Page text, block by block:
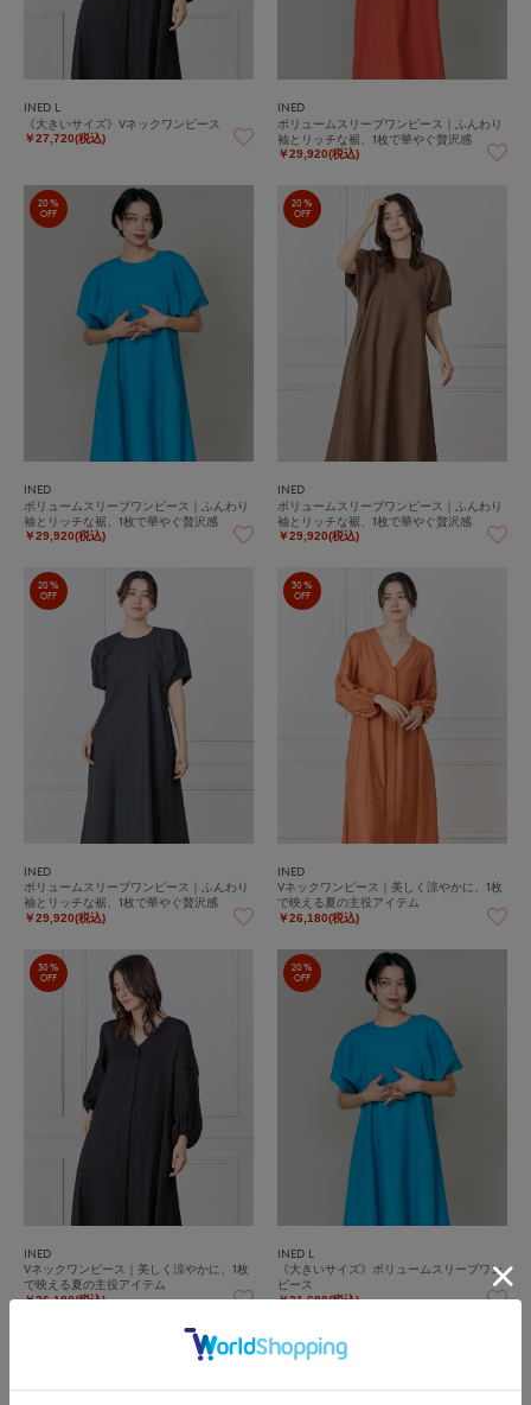
INED L
《大きいサイズ》Vネックワンピース
￥27,720(税込)
INED
ボリュームスリーブワンピース｜ふんわり
袖とリッチな裾、1枚で華やぐ贅沢感
￥29,920(税込)
20%
OFF
INED
ボリュームスリーブワンピース｜ふんわり
袖とリッチな裾、1枚で華やぐ贅沢感
￥29,920(税込)
20%
OFF
INED
ボリュームスリーブワンピース｜ふんわり
袖とリッチな裾、1枚で華やぐ贅沢感
￥29,920(税込)
20%
OFF
INED
ボリュームスリーブワンピース｜ふんわり
袖とリッチな裾、1枚で華やぐ贅沢感
￥29,920(税込)
30%
OFF
INED
Vネックワンピース｜美しく涼やかに、1枚
で映える夏の主役アイテム
￥26,180(税込)
30%
OFF
INED
Vネックワンピース｜美しく涼やかに、1枚
で映える夏の主役アイテム
￥26,180(税込)
20%
OFF
INED L
《大きいサイズ》ボリュームスリーブワン
ピース
￥31,680(税込)
20%
OFF